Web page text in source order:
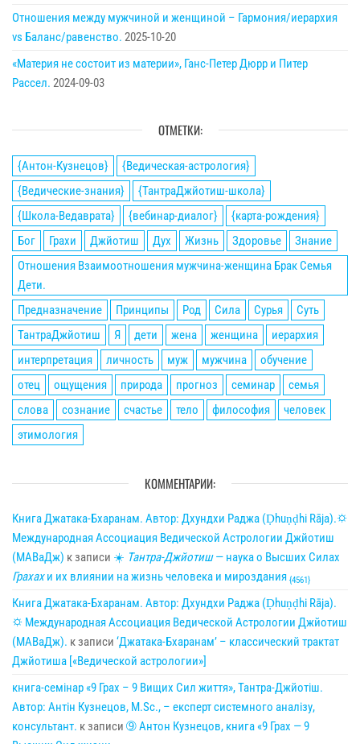
Отношения между мужчиной и женщиной – Гармония/иерархия
vs Баланс/равенство. 2025-10-20
«Материя не состоит из материи», Ганс-Петер Дюрр и Питер
Рассел. 2024-09-03
ОТМЕТКИ:
{Антон-Кузнецов}
{Ведическая-астрология}
{Ведические-знания}
{ТантраДжйотиш-школа}
{Школа-Ведаврата}
{вебинар-диалог}
{карта-рождения}
Бог
Грахи Джйотиш Дух Жизнь Здоровье
Знание
Отношения Взаимоотношения мужчина-женщина Брак Семья
Дети.
Предназначение
Принципы Род Сила Сурья
Суть
ТантраДжйотиш
Я дети жена женщина
иерархия
интерпретация
личность муж мужчина
обучение
отец
ощущения природа прогноз семинар
семья
слова
сознание счастье тело философия
человек
этимология
КОММЕНТАРИИ:
Книга Джатака-Бхаранам. Автор: Дхундхи Раджа (Ḍhuṇḍhi Rāja).🌣
Международная Ассоциация Ведической Астрологии Джйотиш
(МАВаДж) к записи ☀ Тантра-Джйотиш— наука о Высших Силах
Грахахи их влиянии на жизнь человека и мироздания {4561}
Книга Джатака-Бхаранам. Автор: Дхундхи Раджа (Ḍhuṇḍhi Rāja).
🌣 Международная Ассоциация Ведической Астрологии Джйотиш
(МАВаДж). к записи ‘Джатака-Бхаранам’ – классический трактат
Джйотиша [«Ведической астрологии»]
книга-семінар «9 Грах – 9 Вищих Сил життя», Тантра-Джйотіш.
Автор: Антін Кузнецов, M.Sc., – експерт системного аналізу,
консультант. к записи ➈ Антон Кузнецов, книга «9 Грах — 9